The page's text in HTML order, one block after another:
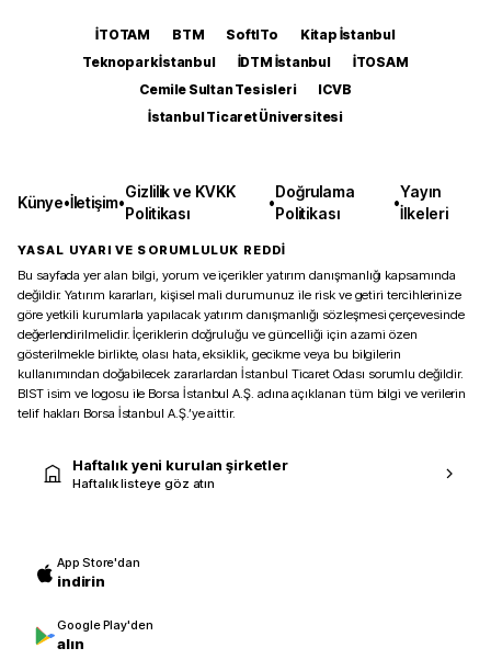
İTOTAM BTM SoftITo
Kitap İstanbul
Teknopark İstanbul
İDTM İstanbul
İTOSAM
Cemile Sultan Tesisleri
ICVB
İstanbul Ticaret Üniversitesi
Künye•İletişim•
Gizlilik ve KVKK
Politikası
•
Doğrulama
Politikası
•
Yayın
İlkeleri
YASAL UYARI VE SORUMLULUK REDDİ
Bu sayfada yer alan bilgi, yorum ve içerikler yatırım danışmanlığı kapsamında
değildir. Yatırım kararları, kişisel mali durumunuz ile risk ve getiri tercihlerinize
göre yetkili kurumlarla yapılacak yatırım danışmanlığı sözleşmesi çerçevesinde
değerlendirilmelidir. İçeriklerin doğruluğu ve güncelliği için azami özen
gösterilmekle birlikte, olası hata, eksiklik, gecikme veya bu bilgilerin
kullanımından doğabilecek zararlardan İstanbul Ticaret Odası sorumlu değildir.
BIST isim ve logosu ile Borsa İstanbul A.Ş. adına açıklanan tüm bilgi ve verilerin
telif hakları Borsa İstanbul A.Ş.’ye aittir.
Haftalık yeni kurulan şirketler
Haftalık listeye göz atın
App Store'dan
indirin
Google Play'den
alın